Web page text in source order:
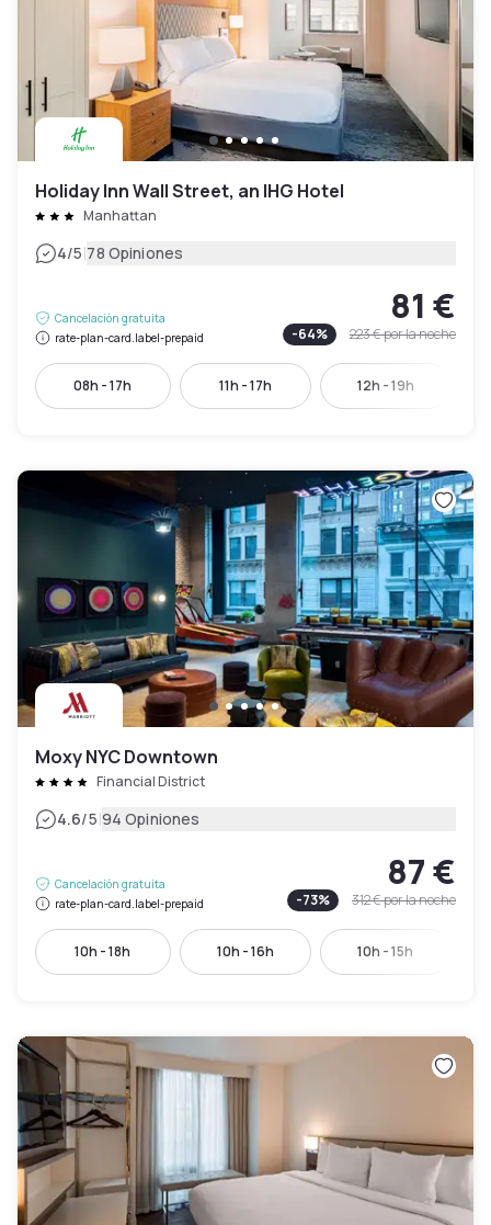
Holiday Inn Wall Street, an IHG Hotel
Manhattan
4/5|78 Opiniones
Cancelación gratuita
rate-plan-card.label-prepaid
81 €
-64% 223 €por la noche
08h - 17h 11h - 17h 12h - 19h
Moxy NYC Downtown
Financial District
4.6/5|94 Opiniones
Cancelación gratuita
rate-plan-card.label-prepaid
87 €
-73% 312 €por la noche
10h - 18h 10h - 16h 10h - 15h